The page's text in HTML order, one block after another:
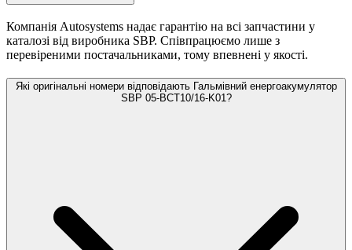
Компанія Autosystems надає гарантію на всі запчастини у
каталозі від виробника SBP. Співпрацюємо лише з
перевіреними постачальниками, тому впевнені у якості.
Які оригінальні номери відповідають Гальмівний енергоакумулятор
SBP 05-BCT10/16-K01?